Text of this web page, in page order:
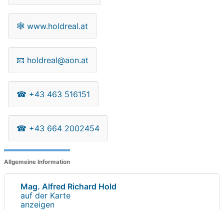
🕸 www.holdreal.at
📧 holdreal@aon.at
☎ +43 463 516151
☎ +43 664 2002454
Allgemeine Information
Mag. Alfred Richard Hold
auf der Karte
anzeigen